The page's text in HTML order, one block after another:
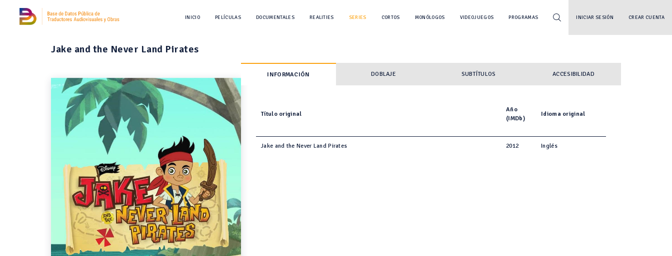
INICIO PELÍCULAS DOCUMENTALES REALITIES SERIES CORTOS MONÓLOGOS VIDEOJUEGOS PROGRAMAS INICIAR SESIÓN CREAR CUENTA
Jake and the Never Land Pirates
INFORMACIÓN DOBLAJE SUBTÍTULOS ACCESIBILIDAD
Título original
Año
(IMDb)
Idioma original
Jake and the Never Land Pirates 2012 Inglés